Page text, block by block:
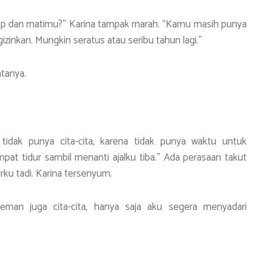
matimu?” Karina tampak marah. “Kamu masih punya
Mungkin seratus atau seribu tahun lagi.”
punya cita-cita, karena tidak punya waktu untuk
tidur sambil menanti ajalku tiba.” Ada perasaan takut
tadi. Karina tersenyum.
juga cita-cita, hanya saja aku segera menyadari